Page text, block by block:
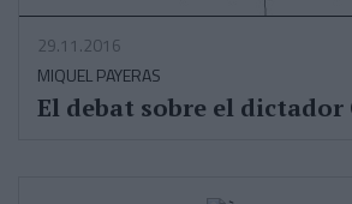
29.11.2016
MIQUEL PAYERAS
El debat sobre el dictador